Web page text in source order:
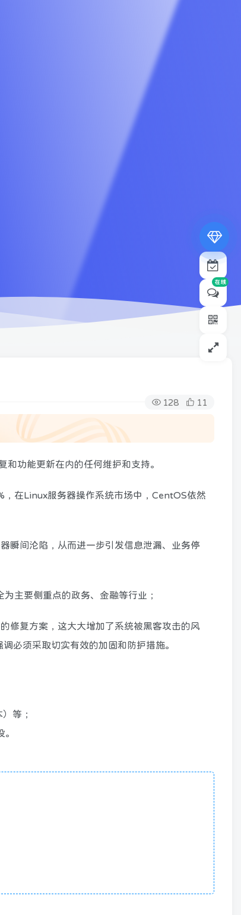
128 11
功能更新在内的任何维护和支持。
在Linux服务器操作系统市场中，CentOS依然
瞬间沦陷，从而进一步引发信息泄漏、业务停
主要侧重点的政务、金融等行业；
修复方案，这大大增加了系统被黑客攻击的风
必须采取切实有效的加固和防护措施。
等；
在线